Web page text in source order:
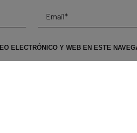
ELECTRÓNICO Y WEB EN ESTE